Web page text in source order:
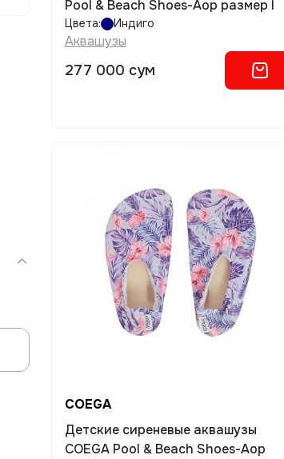
Pool & Beach Shoes-Aop размер l
Цвета: Индиго
Аквашузы
277 000 сум
COEGA
Детские сиреневые аквашузы
COEGA Pool & Beach Shoes-Aop